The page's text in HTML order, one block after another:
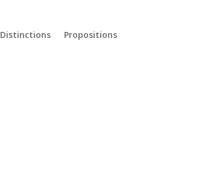
Distinctions Propositions